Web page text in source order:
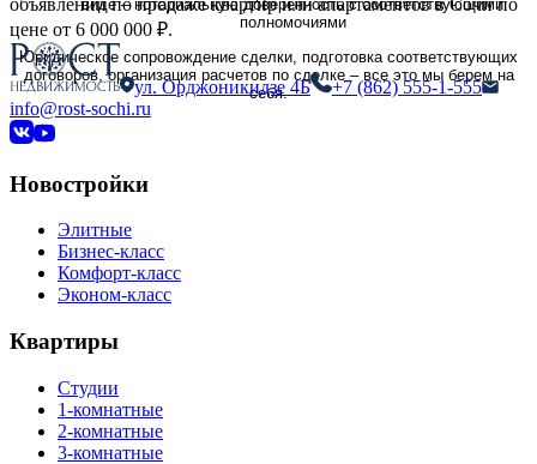
виде – нотариальную доверенность с соответствующими
полномочиями
Юридическое сопровождение сделки, подготовка соответствующих
договоров, организация расчетов по сделке – все это мы берем на
себя.
объявлений по продаже квартир или апартаментов в Сочи по
цене от 6 000 000 ₽.
ул. Орджоникидзе 4Б
+7 (862) 555-1-555
info@rost-sochi.ru
Новостройки
Элитные
Бизнес-класс
Комфорт-класс
Эконом-класс
Квартиры
Студии
1-комнатные
2-комнатные
3-комнатные